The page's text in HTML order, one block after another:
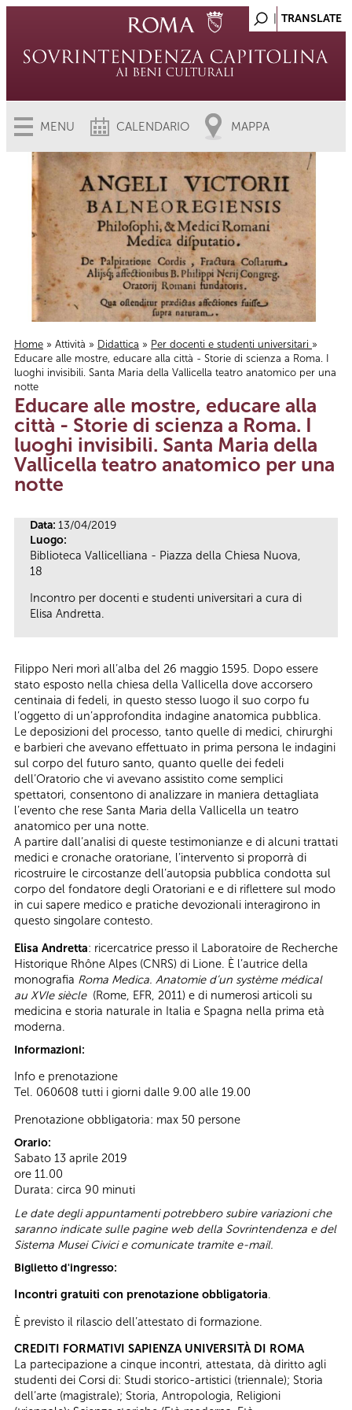
MENU CALENDARIO MAPPA
Tu sei qui
Home » Attività » Didattica » Per docenti e studenti universitari »
Educare alle mostre, educare alla città - Storie di scienza a Roma. I
luoghi invisibili. Santa Maria della Vallicella teatro anatomico per una
notte
Educare alle mostre, educare alla
città - Storie di scienza a Roma. I
luoghi invisibili. Santa Maria della
Vallicella teatro anatomico per una
notte
Data: 13/04/2019
Luogo:
Biblioteca Vallicelliana - Piazza della Chiesa Nuova,
18
Incontro per docenti e studenti universitari a cura di
Elisa Andretta.
Filippo Neri morì all’alba del 26 maggio 1595. Dopo essere
stato esposto nella chiesa della Vallicella dove accorsero
centinaia di fedeli, in questo stesso luogo il suo corpo fu
l’oggetto di un’approfondita indagine anatomica pubblica.
Le deposizioni del processo, tanto quelle di medici, chirurghi
e barbieri che avevano effettuato in prima persona le indagini
sul corpo del futuro santo, quanto quelle dei fedeli
dell’Oratorio che vi avevano assistito come semplici
spettatori, consentono di analizzare in maniera dettagliata
l’evento che rese Santa Maria della Vallicella un teatro
anatomico per una notte.
A partire dall’analisi di queste testimonianze e di alcuni trattati
medici e cronache oratoriane, l’intervento si proporrà di
ricostruire le circostanze dell’autopsia pubblica condotta sul
corpo del fondatore degli Oratoriani e e di riflettere sul modo
in cui sapere medico e pratiche devozionali interagirono in
questo singolare contesto.
Elisa Andretta: ricercatrice presso il Laboratoire de Recherche
Historique Rhône Alpes (CNRS) di Lione. È l’autrice della
monografia Roma Medica. Anatomie d’un système médical
au XVIe siècle (Rome, EFR, 2011) e di numerosi articoli su
medicina e storia naturale in Italia e Spagna nella prima età
moderna.
Informazioni:
Info e prenotazione
Tel. 060608 tutti i giorni dalle 9.00 alle 19.00
Prenotazione obbligatoria: max 50 persone
Orario:
Sabato 13 aprile 2019
ore 11.00
Durata: circa 90 minuti
Le date degli appuntamenti potrebbero subire variazioni che
saranno indicate sulle pagine web della Sovrintendenza e del
Sistema Musei Civici e comunicate tramite e-mail.
Biglietto d'ingresso:
Incontri gratuiti con prenotazione obbligatoria.
È previsto il rilascio dell’attestato di formazione.
CREDITI FORMATIVI SAPIENZA UNIVERSITÀ DI ROMA
La partecipazione a cinque incontri, attestata, dà diritto agli
studenti dei Corsi di: Studi storico-artistici (triennale); Storia
dell’arte (magistrale); Storia, Antropologia, Religioni